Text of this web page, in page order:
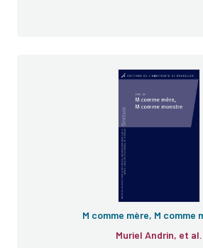
M comme mère, M comme
Muriel Andrin, et al.